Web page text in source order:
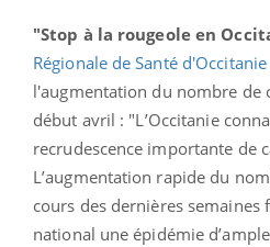
"Stop à la rougeole en
Régionale de Santé d'Occitanie
l'augmentation du nombre de
début avril : "L’Occitanie
recrudescence importante de
L’augmentation rapide du
cours des dernières semaines
national une épidémie